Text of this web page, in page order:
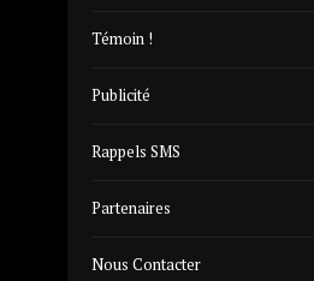
Témoin !
Publicité
Rappels SMS
Partenaires
Nous Contacter